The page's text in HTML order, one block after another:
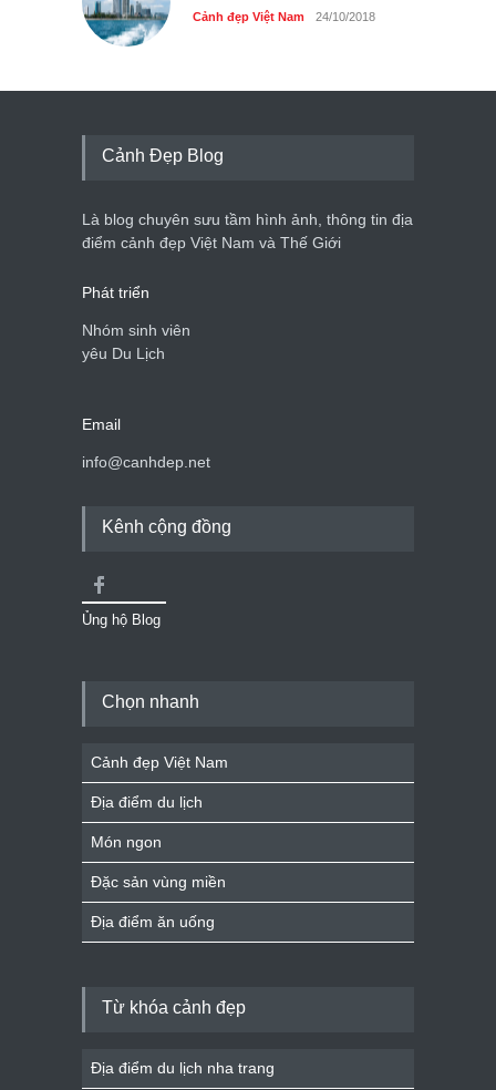
Cảnh đẹp Việt Nam 24/10/2018
Cảnh Đẹp Blog
Là blog chuyên sưu tầm hình ảnh, thông tin địa
điểm cảnh đẹp Việt Nam và Thế Giới
Phát triển
Nhóm sinh viên
yêu Du Lịch
Email
info@canhdep.net
Kênh cộng đồng
Ủng hộ Blog
Chọn nhanh
Cảnh đẹp Việt Nam
Địa điểm du lịch
Món ngon
Đặc sản vùng miền
Địa điểm ăn uống
Từ khóa cảnh đẹp
Địa điểm du lịch nha trang